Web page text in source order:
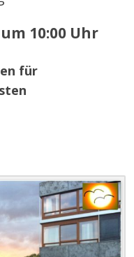
10:00 Uhr
für